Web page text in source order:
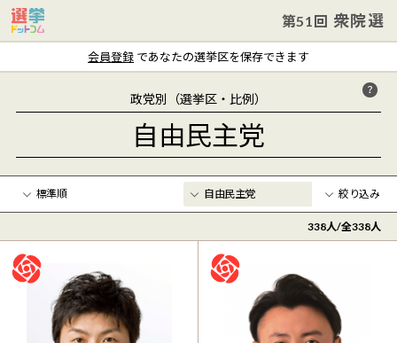
第51回 衆院選
会員登録 であなたの選挙区を保存できます
政党別（選挙区・比例）
自由民主党
絞り込み
年齢 〜
338人/全338人